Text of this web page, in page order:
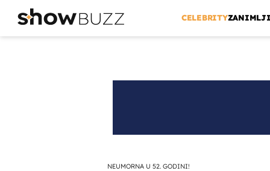
CELEBRITY
NEUMORNA U 52. GODINI!